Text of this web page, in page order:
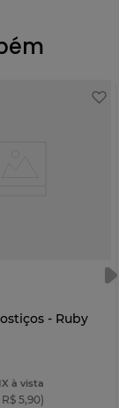
- Ruby
à vista
R$ 5,90)